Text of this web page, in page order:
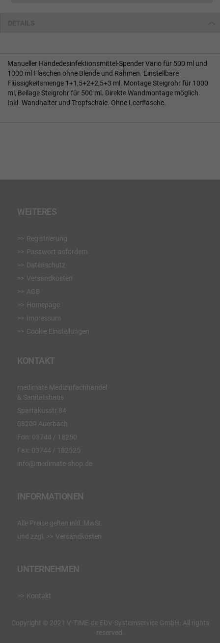
Manueller Händedesinfektionsmittel-Spender Vario für 500 ml und
1000 ml Flaschen ohne Blende und Rahmen. Einstellbare
Flüssigkeitsmenge 1+1,5+2+2,5+3 ml. Montage Steigrohr für 1000
ml, Beilage Steigrohr für 500 ml. Direkte Wandmontage möglich.
Inkl. Wandhalter und Tropfschale. Ohne Leerflasche.
WEITERES
Registrierung
Passwort anfordern
Datenschutz
Versandkosten
AGB
Homepage
Impressum
Cookie Einstellungen
KONTAKT
medimate Medizinfachhandel
& Sanitätshaus
Spartakusstr.84
08209 Auerbach
Fon: 03744 / 18250
Fax: 03744 / 182525
info@medimate-shop.de
INFORMATIONEN
Alle Preise gelten inkl. MwSt.
und zzgl.
Versandkosten
UNTERNEHMEN
Kontakt
Copyright © 2021 V-TIME.de EDV-Systemservice GmbH. All rights
reserved.